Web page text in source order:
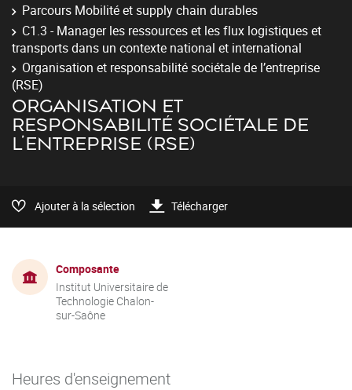
Parcours Mobilité et supply chain durables
C1.3 - Manager les ressources et les flux logistiques et
transports dans un contexte national et international
Organisation et responsabilité sociétale de l’entreprise
(RSE)
ORGANISATION ET
RESPONSABILITÉ SOCIÉTALE DE
L’ENTREPRISE (RSE)
Ajouter à la sélection Télécharger
Composante
Institut Universitaire de
Technologie Chalon-
sur-Saône
Heures d'enseignement